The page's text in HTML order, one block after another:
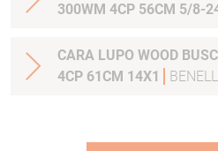
300WM 4CP 56CM 5/
CARA LUPO WOOD
4CP 61CM 14X1
BENELLI